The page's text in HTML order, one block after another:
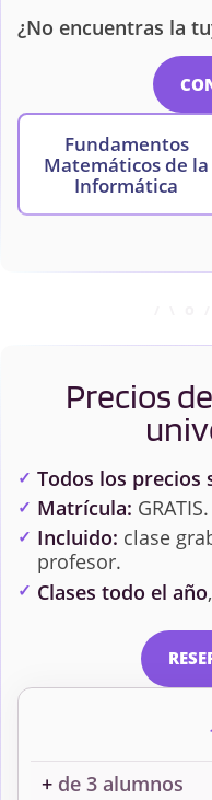
¿No encuentras la
Fundamentos
Matemáticos de la
Informática
Precios
Todos los precios
Matrícula: GRATIS.
Incluido: clase
profesor.
Clases todo el año
+ de 3 alumnos